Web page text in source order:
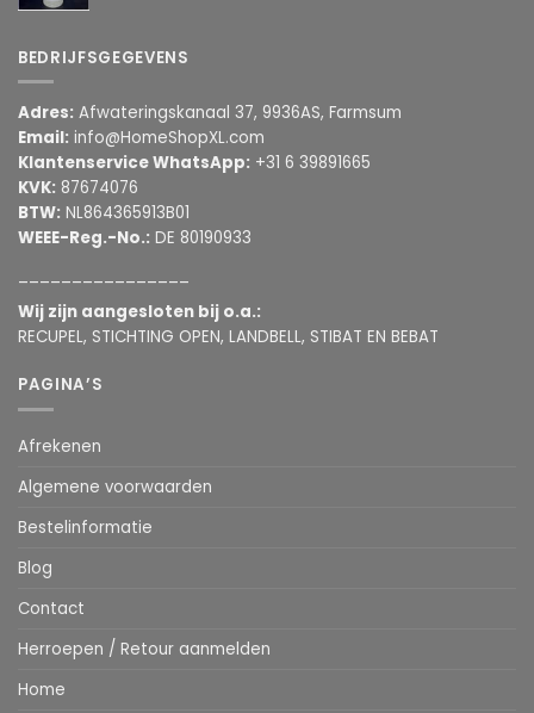
BEDRIJFSGEGEVENS
Adres: Afwateringskanaal 37, 9936AS, Farmsum
Email: info@HomeShopXL.com
Klantenservice WhatsApp: +31 6 39891665
KVK: 87674076
BTW: NL864365913B01
WEEE-Reg.-No.: DE 80190933
Wij zijn aangesloten bij o.a.:
RECUPEL, STICHTING OPEN, LANDBELL, STIBAT EN BEBAT
PAGINA’S
Afrekenen
Algemene voorwaarden
Bestelinformatie
Blog
Contact
Herroepen / Retour aanmelden
Home